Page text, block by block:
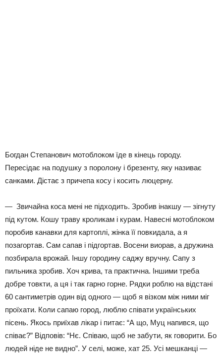
Богдан Степанович мотоблоком їде в кінець городу.
Пересідає на подушку з поролону і брезенту, яку називає
санками. Дістає з причепа косу і косить люцерну.
— Звичайна коса мені не підходить. Зробив інакшу — зігнуту
під кутом. Кошу траву кроликам і курам. Навесні мотоблоком
поробив канавки для картоплі, жінка її повкидала, а я
позагортав. Сам сапав і підгортав. Восени виорав, а дружина
позбирала врожай. Іншу городину саджу вручну. Сапу з
пильника зробив. Хоч крива, та практична. Іншими треба
добре товкти, а ця і так гарно горне. Рядки роблю на відстані
60 сантиметрів один від одного — щоб я візком між ними міг
проїхати. Коли сапаю город, люблю співати українських
пісень. Якось приїхав лікар і питає: “А що, Муц напився, що
співає?” Відповів: “Нє. Співаю, щоб не забути, як говорити. Бо
людей ніде не видно”. У селі, може, хат 25. Усі мешканці —